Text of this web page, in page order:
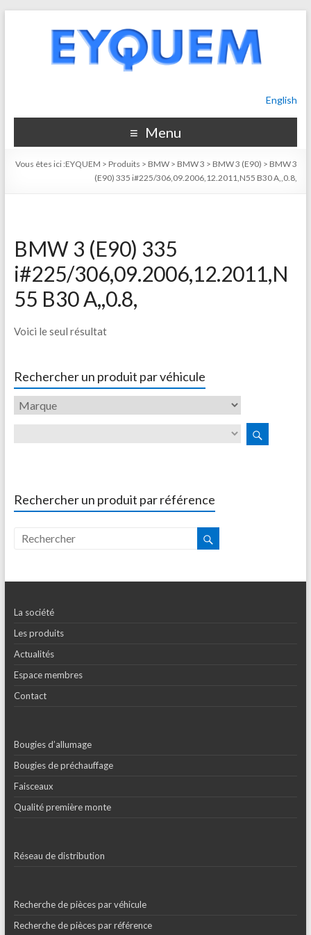
English
Menu
Vous êtes ici :EYQUEM > Produits > BMW > BMW 3 > BMW 3 (E90) > BMW 3
(E90) 335 i#225/306,09.2006,12.2011,N55 B30 A,,0.8,
BMW 3 (E90) 335
i#225/306,09.2006,12.2011,N
55 B30 A,,0.8,
Voici le seul résultat
Rechercher un produit par véhicule
Rechercher un produit par référence
La société
Les produits
Actualités
Espace membres
Contact
Bougies d’allumage
Bougies de préchauffage
Faisceaux
Qualité première monte
Réseau de distribution
Recherche de pièces par véhicule
Recherche de pièces par référence